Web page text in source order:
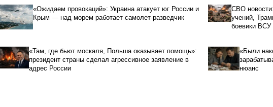
«Ожидаем провокаций»: Украина атакует юг России и
Крым — над морем работает самолет-разведчик
СВО
учений,
боевики ВСУ
«Там, где бьют москаля, Польша оказывает помощь»:
президент страны сделал агрессивное заявление в
адрес России
«Были
нюанс